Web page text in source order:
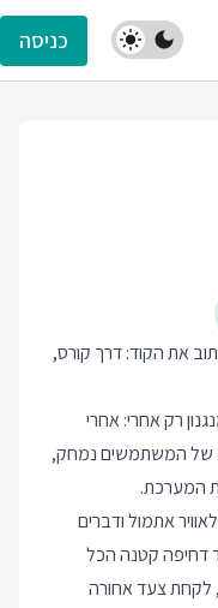
כניסה
את הקוד: דרך קורס,
רק אחרי: אחרי
של המשתמשים נמחק,
המערכת.
אתמול ודברים
דחיפה קטנה הכל
לקחת צעד אחורה